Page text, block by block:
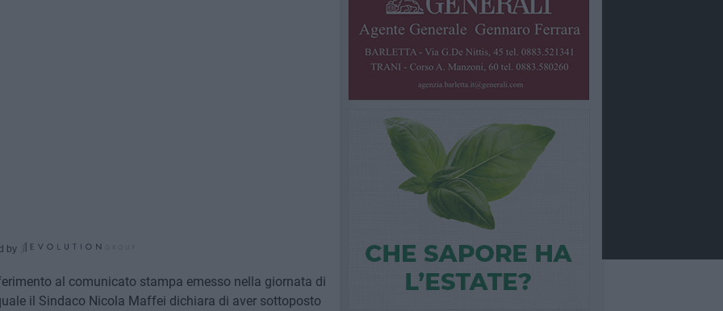
by
al comunicato stampa emesso nella giornata di
il Sindaco Nicola Maffei dichiara di aver sottoposto